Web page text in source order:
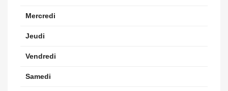
Mercredi
Jeudi
Vendredi
Samedi